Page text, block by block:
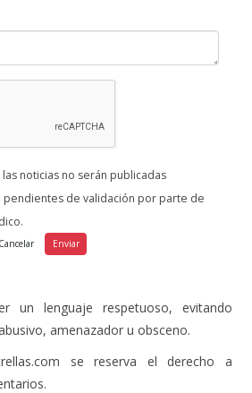
noticias no serán publicadas
de validación por parte de
un lenguaje respetuoso, evitando
amenazador u obsceno.
se reserva el derecho a